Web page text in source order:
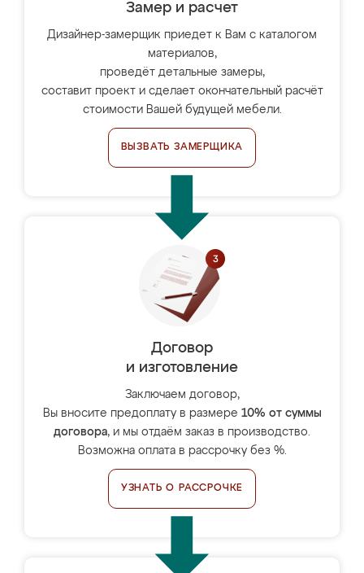
Замер и расчет
Дизайнер-замерщик приедет к Вам с каталогом
материалов,
проведёт детальные замеры,
составит проект и сделает окончательный расчёт
стоимости Вашей будущей мебели.
ВЫЗВАТЬ ЗАМЕРЩИКА
Договор
и изготовление
Заключаем договор,
Вы вносите предоплату в размере 10% от суммы
договора, и мы отдаём заказ в производство.
Возможна оплата в рассрочку без %.
УЗНАТЬ О РАССРОЧКЕ